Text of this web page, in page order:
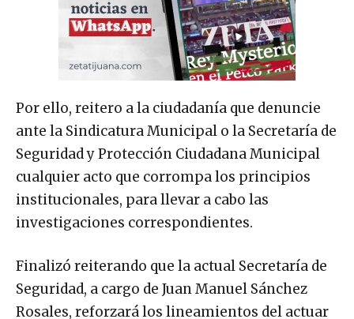
Por ello, reitero a la ciudadanía que denuncie
ante la Sindicatura Municipal o la Secretaría de
Seguridad y Protección Ciudadana Municipal
cualquier acto que corrompa los principios
institucionales, para llevar a cabo las
investigaciones correspondientes.
Finalizó reiterando que la actual Secretaría de
Seguridad, a cargo de Juan Manuel Sánchez
Rosales, reforzará los lineamientos del actuar